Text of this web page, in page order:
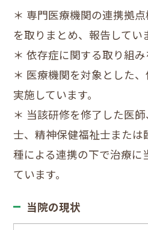
＊ 専門医療機関の連携拠
を取りまとめ、報告してい
＊ 依存症に関する取り組み
＊ 医療機関を対象とした
実施しています。
＊ 当該研修を修了した医
士、精神保健福祉士また
種による連携の下で治療に
ています。
当院の現状